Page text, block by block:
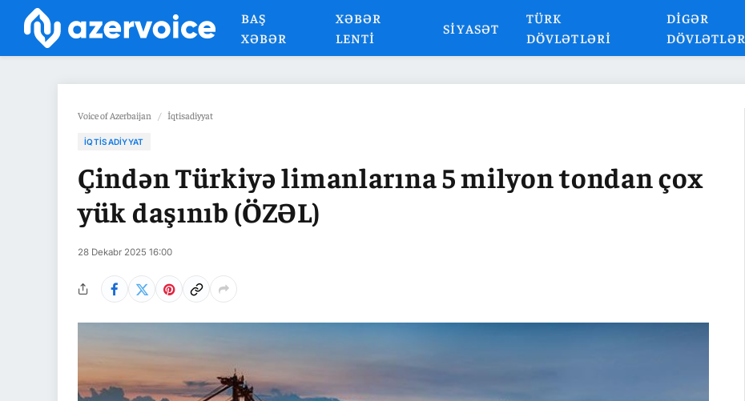
BAŞ
XƏBƏR
XƏBƏR
LENTI
SIYASƏT
TÜRK
DÖVLƏTLƏRI
DIGƏR
DÖVLƏTLƏR
Voice of Azerbaijan / İqtisadiyyat
İQTISADIYYAT
Çindən Türkiyə limanlarına 5 milyon tondan çox
yük daşınıb (ÖZƏL)
28 Dekabr 2025 16:00